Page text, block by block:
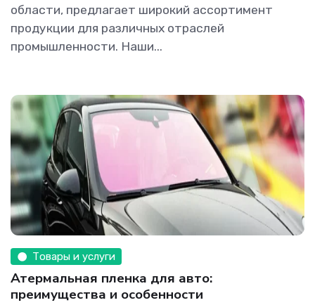
области, предлагает широкий ассортимент
продукции для различных отраслей
промышленности. Наши...
Товары и услуги
Атермальная пленка для авто:
преимущества и особенности